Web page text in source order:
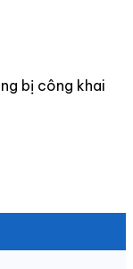
bị công khai